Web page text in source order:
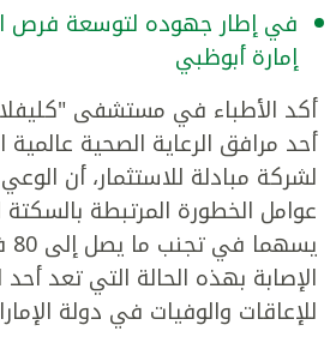
في إطار جهوده لتوسعة فرص
إمارة أبوظبي
أكد الأطباء في مستشفى
أحد مرافق الرعاية الصحية عالمية
لشركة مبادلة للاستثمار، أن
عوامل الخطورة المرتبطة
الإصابة بهذه الحالة التي تعد أحد
للإعاقات والوفيات في دولة